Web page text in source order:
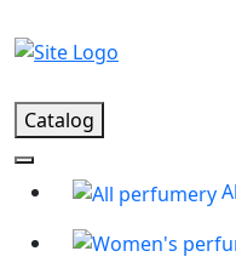
Catalog